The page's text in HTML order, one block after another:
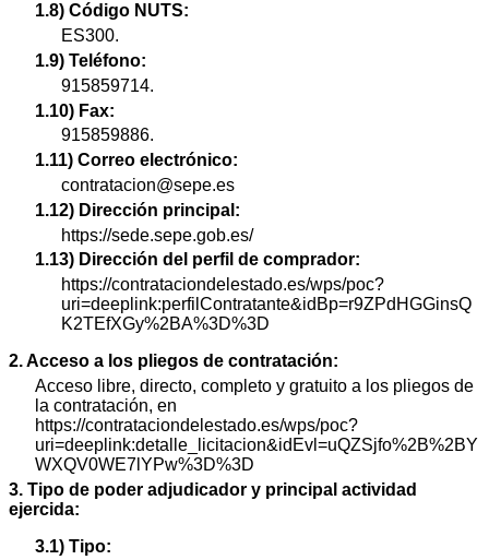
1.8) Código NUTS:
ES300.
1.9) Teléfono:
915859714.
1.10) Fax:
915859886.
1.11) Correo electrónico:
contratacion@sepe.es
1.12) Dirección principal:
https://sede.sepe.gob.es/
1.13) Dirección del perfil de comprador:
https://contrataciondelestado.es/wps/poc?
uri=deeplink:perfilContratante&idBp=r9ZPdHGGinsQ
K2TEfXGy%2BA%3D%3D
2. Acceso a los pliegos de contratación:
Acceso libre, directo, completo y gratuito a los pliegos de
la contratación, en
https://contrataciondelestado.es/wps/poc?
uri=deeplink:detalle_licitacion&idEvl=uQZSjfo%2B%2BY
WXQV0WE7lYPw%3D%3D
3. Tipo de poder adjudicador y principal actividad
ejercida:
3.1) Tipo: